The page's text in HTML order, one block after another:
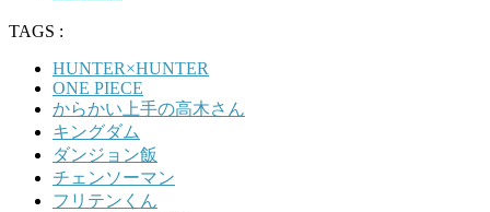
TAGS :
HUNTER×HUNTER
ONE PIECE
からかい上手の高木さん
キングダム
ダンジョン飯
チェンソーマン
フリテンくん